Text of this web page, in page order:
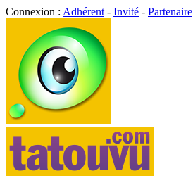
Connexion : Adhérent - Invité - Partenaire